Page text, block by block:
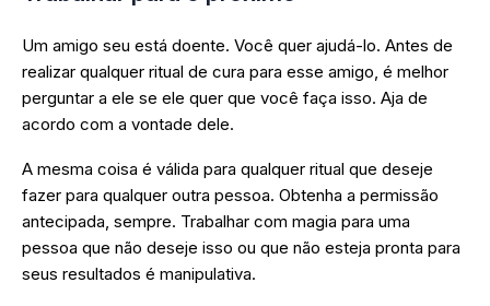
Um amigo seu está doente. Você quer ajudá-lo. Antes de
realizar qualquer ritual de cura para esse amigo, é melhor
perguntar a ele se ele quer que você faça isso. Aja de
acordo com a vontade dele.
A mesma coisa é válida para qualquer ritual que deseje
fazer para qualquer outra pessoa. Obtenha a permissão
antecipada, sempre. Trabalhar com magia para uma
pessoa que não deseje isso ou que não esteja pronta para
seus resultados é manipulativa.